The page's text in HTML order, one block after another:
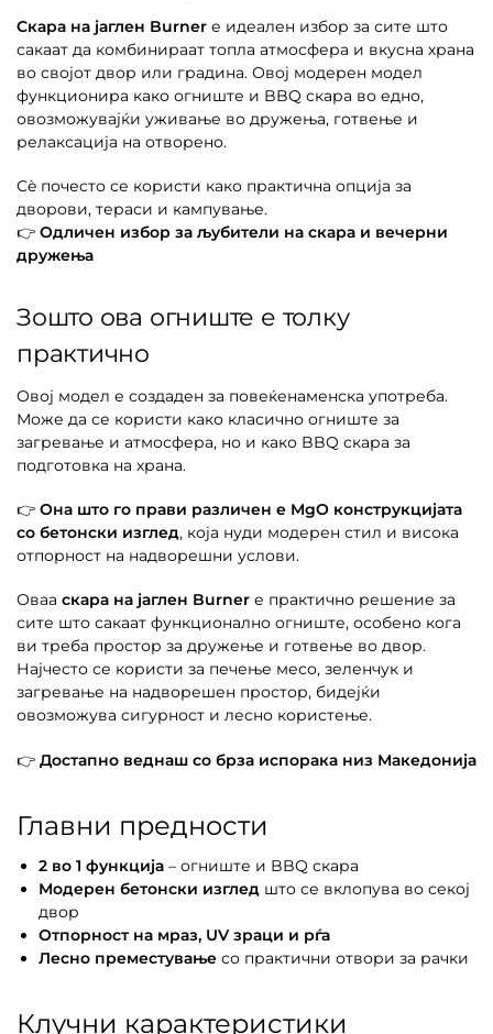
Скара на јаглен Burner е идеален избор за сите што
сакаат да комбинираат топла атмосфера и вкусна храна
во својот двор или градина. Овој модерен модел
функционира како огниште и BBQ скара во едно,
овозможувајќи уживање во дружења, готвење и
релаксација на отворено.
Сè почесто се користи како практична опција за
дворови, тераси и кампување.
👉 Одличен избор за љубители на скара и вечерни
дружења
Зошто ова огниште е толку
практично
Овој модел е создаден за повеќенаменска употреба.
Може да се користи како класично огниште за
загревање и атмосфера, но и како BBQ скара за
подготовка на храна.
👉 Она што го прави различен е MgO конструкцијата
со бетонски изглед, која нуди модерен стил и висока
отпорност на надворешни услови.
Оваа скара на јаглен Burner е практично решение за
сите што сакаат функционално огниште, особено кога
ви треба простор за дружење и готвење во двор.
Најчесто се користи за печење месо, зеленчук и
загревање на надворешен простор, бидејќи
овозможува сигурност и лесно користење.
👉 Достапно веднаш со брза испорака низ Македонија
Главни предности
2 во 1 функција – огниште и BBQ скара
Модерен бетонски изглед што се вклопува во секој
двор
Отпорност на мраз, UV зраци и рѓа
Лесно преместување со практични отвори за рачки
Клучни карактеристики